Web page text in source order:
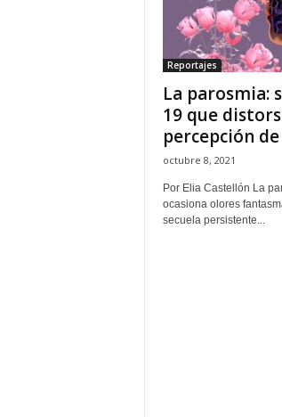
Reportajes
La parosmia:
19 que
percepción de
octubre 8, 2021
Por Elia Castellón La
ocasiona olores
secuela persistente...